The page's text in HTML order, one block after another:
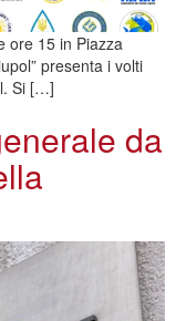
ore 15 in Piazza
presenta i volti
Si […]
da